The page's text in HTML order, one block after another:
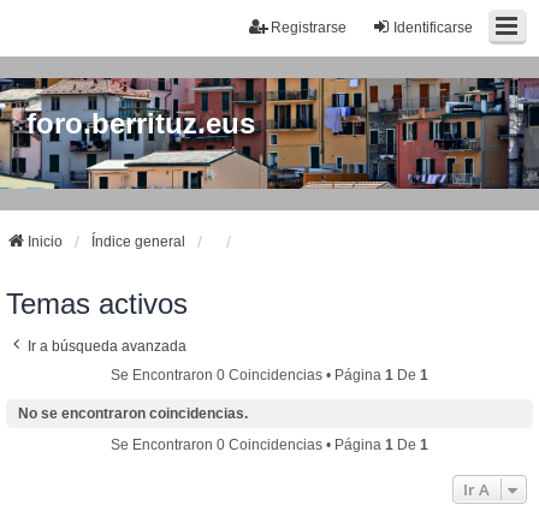
Identificarse
Registrarse
foro.berrituz.eus
Inicio Índice general
Temas activos
Ir a búsqueda avanzada
Se Encontraron 0 Coincidencias • Página 1 De 1
No se encontraron coincidencias.
Se Encontraron 0 Coincidencias • Página 1 De 1
Ir A